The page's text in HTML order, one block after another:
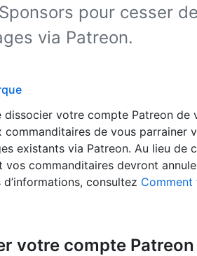
pour cesser
via Patreon.
dissocier votre compte Patreon
commanditaires de vous parrainer
existants via Patreon. Au lieu de
vos commanditaires devront
d’informations, consultez Comment
votre compte